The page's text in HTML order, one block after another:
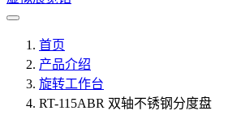
首页
产品介绍
旋转工作台
RT-115ABR 双轴不锈钢分度盘